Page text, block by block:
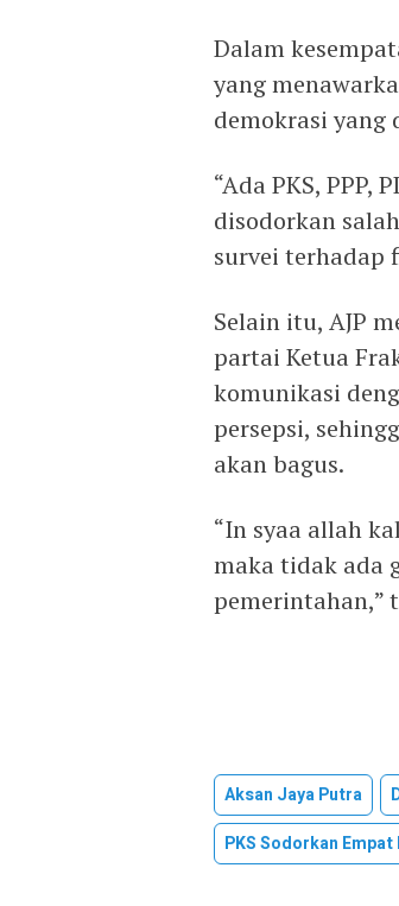
Dalam
yang
demokrasi
“Ada PKS, PPP,
disodorkan
survei terhadap
Selain itu, AJP
partai Ketua
komunikasi
persepsi,
akan bagus.
“In syaa allah
maka tidak ada
pemerintahan,”
Aksan Jaya Putra
PKS Sodorkan Empat